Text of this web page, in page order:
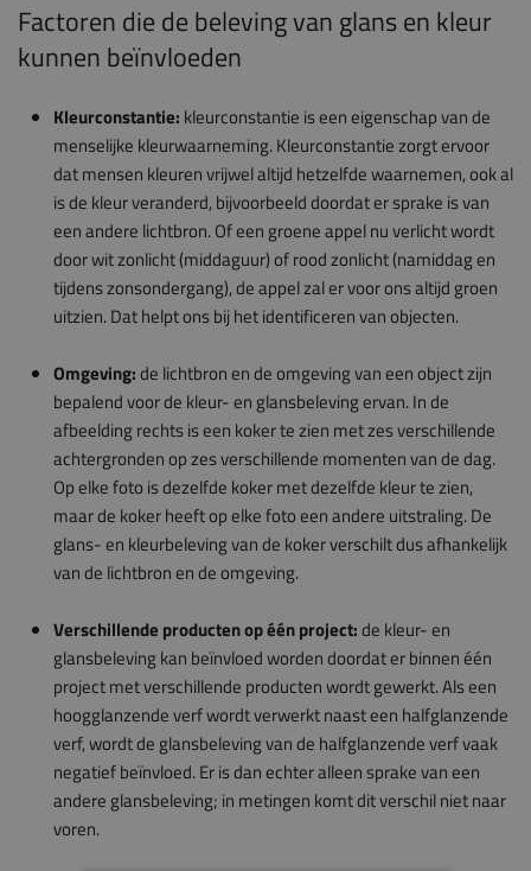
Factoren die de beleving van glans en kleur
kunnen beïnvloeden
Kleurconstantie: kleurconstantie is een eigenschap van de
menselijke kleurwaarneming. Kleurconstantie zorgt ervoor
dat mensen kleuren vrijwel altijd hetzelfde waarnemen, ook al
is de kleur veranderd, bijvoorbeeld doordat er sprake is van
een andere lichtbron. Of een groene appel nu verlicht wordt
door wit zonlicht (middaguur) of rood zonlicht (namiddag en
tijdens zonsondergang), de appel zal er voor ons altijd groen
uitzien. Dat helpt ons bij het identificeren van objecten.
Omgeving:de lichtbron en de omgeving van een object zijn
bepalend voor de kleur- en glansbeleving ervan. In de
afbeelding rechts is een koker te zien met zes verschillende
achtergronden op zes verschillende momenten van de dag.
Op elke foto is dezelfde koker met dezelfde kleur te zien,
maar de koker heeft op elke foto een andere uitstraling. De
glans- en kleurbeleving van de koker verschilt dus afhankelijk
van de lichtbron en de omgeving.
Verschillende producten op één project:de kleur- en
glansbeleving kan beïnvloed worden doordat er binnen één
project met verschillende producten wordt gewerkt. Als een
hoogglanzende verf wordt verwerkt naast een halfglanzende
verf, wordt de glansbeleving van de halfglanzende verf vaak
negatief beïnvloed. Er is dan echter alleen sprake van een
andere glansbeleving; in metingen komt dit verschil niet naar
voren.